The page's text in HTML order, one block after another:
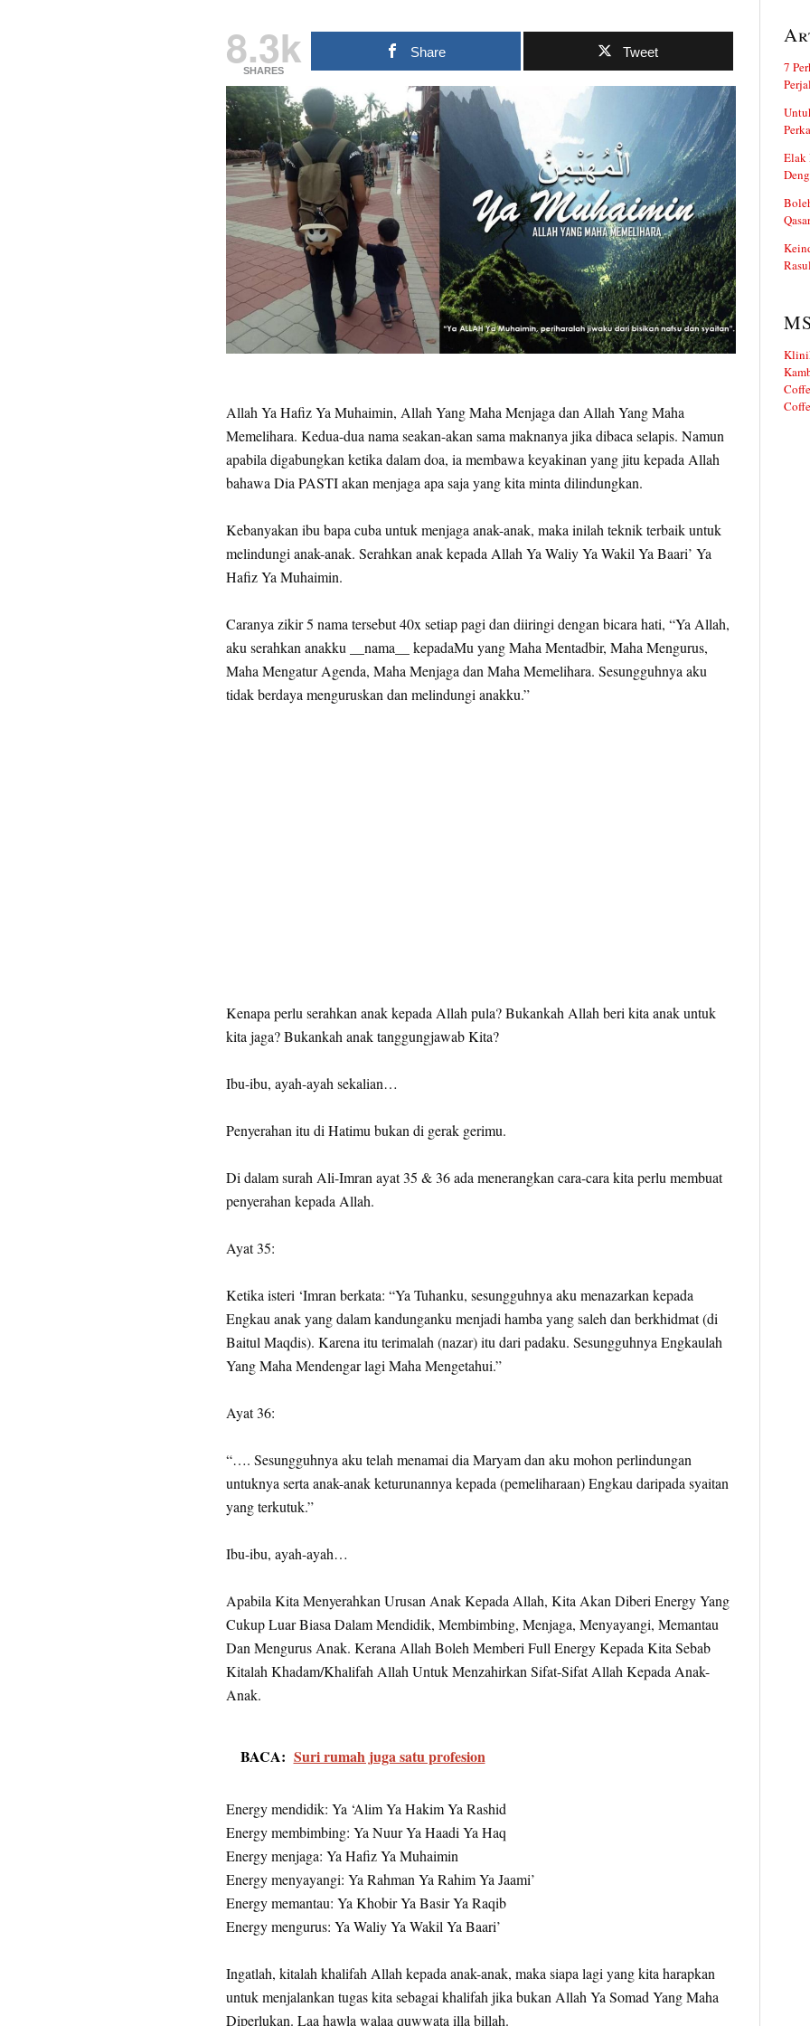
8.3k
SHARES
Share Tweet
Allah Ya Hafiz Ya Muhaimin, Allah Yang Maha Menjaga dan Allah Yang Maha
Memelihara. Kedua-dua nama seakan-akan sama maknanya jika dibaca selapis. Namun
apabila digabungkan ketika dalam doa, ia membawa keyakinan yang jitu kepada Allah
bahawa Dia PASTI akan menjaga apa saja yang kita minta dilindungkan.
Kebanyakan ibu bapa cuba untuk menjaga anak-anak, maka inilah teknik terbaik untuk
melindungi anak-anak. Serahkan anak kepada Allah Ya Waliy Ya Wakil Ya Baari’ Ya
Hafiz Ya Muhaimin.
Caranya zikir 5 nama tersebut 40x setiap pagi dan diiringi dengan bicara hati, “Ya Allah,
aku serahkan anakku __nama__ kepadaMu yang Maha Mentadbir, Maha Mengurus,
Maha Mengatur Agenda, Maha Menjaga dan Maha Memelihara. Sesungguhnya aku
tidak berdaya menguruskan dan melindungi anakku.”
Kenapa perlu serahkan anak kepada Allah pula? Bukankah Allah beri kita anak untuk
kita jaga? Bukankah anak tanggungjawab Kita?
Ibu-ibu, ayah-ayah sekalian…
Penyerahan itu di Hatimu bukan di gerak gerimu.
Di dalam surah Ali-Imran ayat 35 & 36 ada menerangkan cara-cara kita perlu membuat
penyerahan kepada Allah.
Ayat 35:
Ketika isteri ‘Imran berkata: “Ya Tuhanku, sesungguhnya aku menazarkan kepada
Engkau anak yang dalam kandunganku menjadi hamba yang saleh dan berkhidmat (di
Baitul Maqdis). Karena itu terimalah (nazar) itu dari padaku. Sesungguhnya Engkaulah
Yang Maha Mendengar lagi Maha Mengetahui.”
Ayat 36:
“…. Sesungguhnya aku telah menamai dia Maryam dan aku mohon perlindungan
untuknya serta anak-anak keturunannya kepada (pemeliharaan) Engkau daripada syaitan
yang terkutuk.”
Ibu-ibu, ayah-ayah…
Apabila Kita Menyerahkan Urusan Anak Kepada Allah, Kita Akan Diberi Energy Yang
Cukup Luar Biasa Dalam Mendidik, Membimbing, Menjaga, Menyayangi, Memantau
Dan Mengurus Anak. Kerana Allah Boleh Memberi Full Energy Kepada Kita Sebab
Kitalah Khadam/Khalifah Allah Untuk Menzahirkan Sifat-Sifat Allah Kepada Anak-
Anak.
BACA: Suri rumah juga satu profesion
Energy mendidik: Ya ‘Alim Ya Hakim Ya Rashid
Energy membimbing: Ya Nuur Ya Haadi Ya Haq
Energy menjaga: Ya Hafiz Ya Muhaimin
Energy menyayangi: Ya Rahman Ya Rahim Ya Jaami’
Energy memantau: Ya Khobir Ya Basir Ya Raqib
Energy mengurus: Ya Waliy Ya Wakil Ya Baari’
Ingatlah, kitalah khalifah Allah kepada anak-anak, maka siapa lagi yang kita harapkan
untuk menjalankan tugas kita sebagai khalifah jika bukan Allah Ya Somad Yang Maha
Diperlukan. Laa hawla walaa quwwata illa billah.
7
Elak